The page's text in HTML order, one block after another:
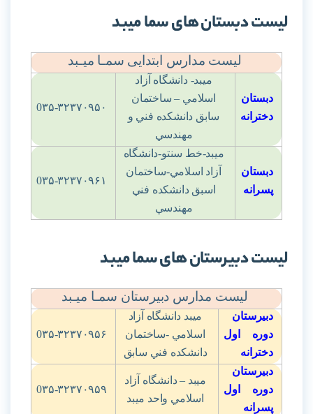
لیست دبستان های سما میبد
لیست مدارس ابتدایی سمـا میـبد
دبستان
دخترانه
ميبد- دانشگاه آزاد
اسلامي – ساختمان
سابق دانشکده فني و
مهندسي
0۳۵-۳۲۳۷۰۹۵۰
دبستان
پسرانه
ميبد-خط سنتو-دانشگاه
آزاد اسلامي-ساختمان
اسبق دانشکده فني
مهندسي
0۳۵-۳۲۳۷۰۹۶۱
لیست دبیرستان های سما میبد
لیست مدارس دبیرستان سمـا میـبد
دبیرستان
دوره اول
دخترانه
ميبد دانشگاه آزاد
اسلامي -ساختمان
دانشکده فني سابق
0۳۵-۳۲۳۷۰۹۵۶
دبیرستان
دوره اول
پسرانه
ميبد – دانشگاه آزاد
اسلامي واحد ميبد
0۳۵-۳۲۳۷۰۹۵۹